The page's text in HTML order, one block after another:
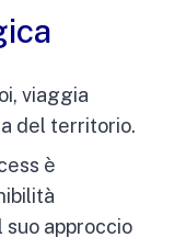
viaggia
del territorio.
è
approccio